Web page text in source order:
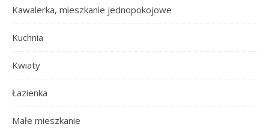
Kawalerka, mieszkanie jednopokojowe
Kuchnia
Kwiaty
Łazienka
Małe mieszkanie